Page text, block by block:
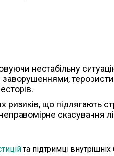
нестабільну
ризиків, що підлягають
скасування
та підтримці